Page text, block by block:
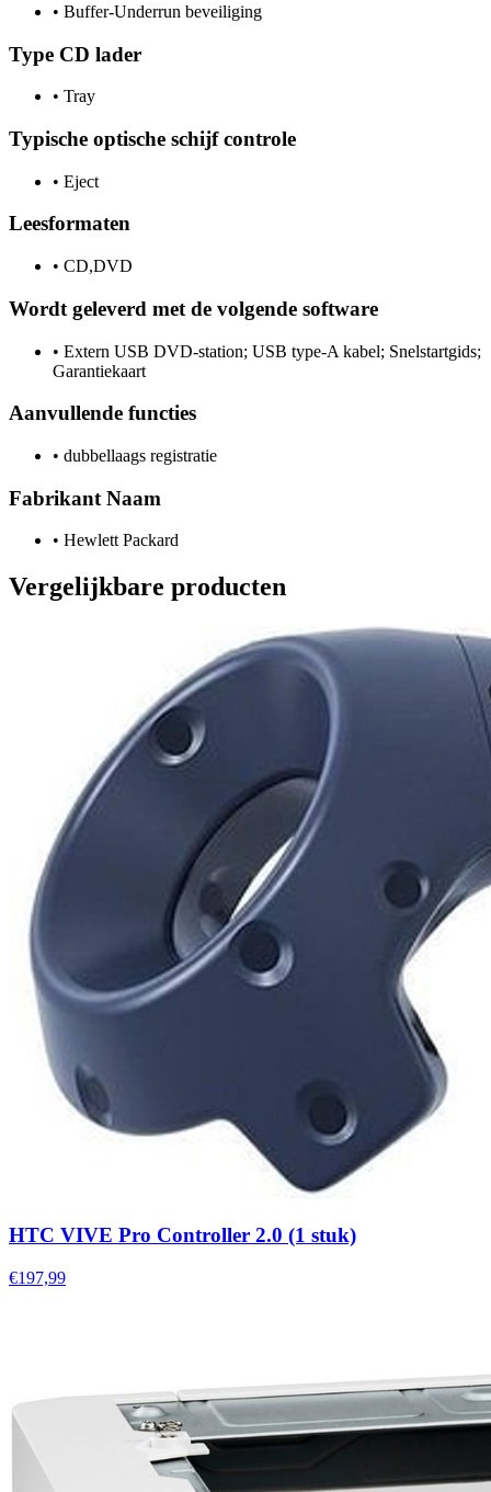
• Buffer-Underrun beveiliging
Type CD lader
• Tray
Typische optische schijf controle
• Eject
Leesformaten
• CD,DVD
Wordt geleverd met de volgende software
• Extern USB DVD-station; USB type-A kabel; Snelstartgids;
Garantiekaart
Aanvullende functies
• dubbellaags registratie
Fabrikant Naam
• Hewlett Packard
Vergelijkbare producten
HTC VIVE Pro Controller 2.0 (1 stuk)
€197,99